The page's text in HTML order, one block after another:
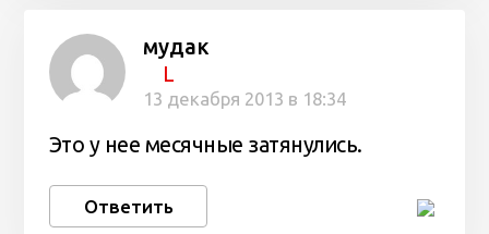
мудак
L
13 декабря 2013 в 18:34
Это у нее месячные затянулись.
Ответить